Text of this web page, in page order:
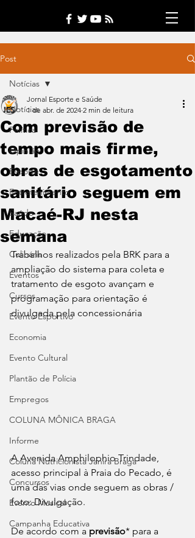
Post
Notícias
Política
Opinião
Esporte
Entretenimento
Saúde
Educação
Culinária
Eventos
Cursos
Evento Esportivo
Economia
Evento Cultural
Plantão de Polícia
Empregos
COLUNA MÔNICA BRAGA
Informe
Coluna Nutricionista Janira Braga
Concursos
Evento Musical
Campanha Educativa
Notícias
Com previsão de
tempo mais firme,
obras de esgotamento
sanitário seguem em
Macaé-RJ nesta
semana
Jornal Esporte e Saúde
1 de abr. de 2024 2 min de leitura
Trabalhos realizados pela BRK para a
ampliação do sistema para coleta e
tratamento de esgoto avançam e
programação para orientação é
divulgada pela concessionária
A Avenida Amphilophio Trindade,
acesso principal à Praia do Pecado, é
uma das vias onde seguem as obras /
foto: Divulgação.
De acordo com a previsão* para a